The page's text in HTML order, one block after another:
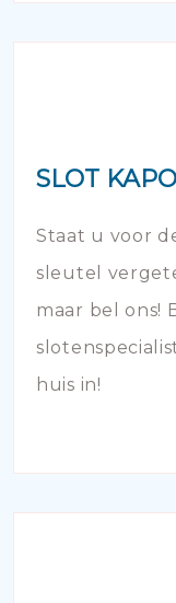
SLOT
Staat u voor
sleutel
maar bel ons!
huis in!